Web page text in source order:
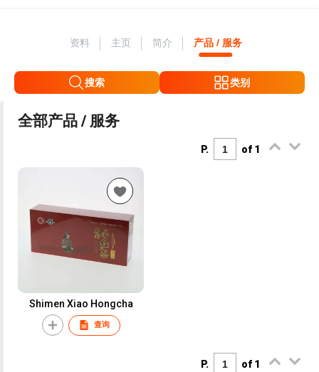
资料 主页 简介 产品 / 服务
搜索 类别
全部产品 / 服务
P. of 1
Shimen Xiao Hongcha
查询
P. of 1